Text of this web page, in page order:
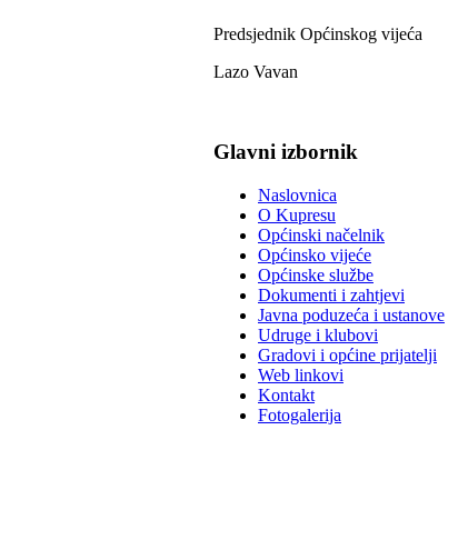
Predsjednik Općinskog vijeća
Lazo Vavan
Glavni izbornik
Naslovnica
O Kupresu
Općinski načelnik
Općinsko vijeće
Općinske službe
Dokumenti i zahtjevi
Javna poduzeća i ustanove
Udruge i klubovi
Gradovi i općine prijatelji
Web linkovi
Kontakt
Fotogalerija